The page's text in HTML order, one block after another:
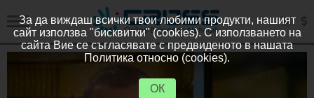
За да виждаш всички твои любими продукти, нашият
сайт използва "бисквитки" (cookies). С използването на
сайта Вие се съгласявате с предвиденото в нашата
Политика относно (cookies).
ОК